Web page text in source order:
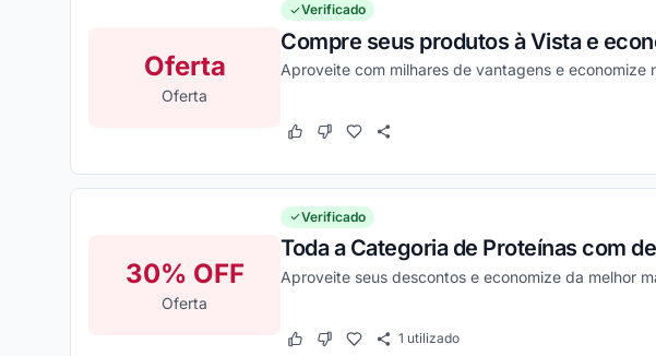
Oferta
Oferta
Verificado
Compre seus produtos à Vista e
Aproveite com milhares de vantagens e economize
Este cupom funcionou
Este cupom não funcionou
30% OFF
Oferta
Verificado
Toda a Categoria de Proteínas com
Aproveite seus descontos e economize da melhor
Este cupom funcionou
Este cupom não funcionou
1 utilizado